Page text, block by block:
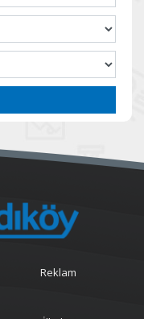
Reklam